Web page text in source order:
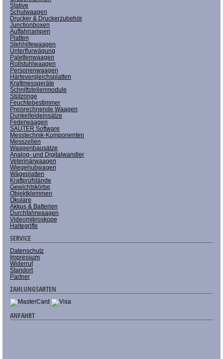
Stative
Schulwaagen
Drucker & Druckerzubehör
Junctionboxen
Auffahrrampen
Platten
Stehhilfewaagen
Unterflurwägung
Palettenwaagen
Rollstuhlwaagen
Personenwaagen
Härtevergleichsplatten
Kraftmessgeräte
Schnittstellenmodule
Stützringe
Feuchtebestimmer
Preisrechnende Waagen
Dunkelfeldeinsätze
Federwaagen
SAUTER Software
Messtechnik-Komponenten
Messzellen
Waagenbausätze
Analog- und Digitalwandler
Veterinärwaagen
Wiegehubwagen
Wägeplatten
Kraftprüfstände
Gewichtskörbe
Objektklemmen
Okulare
Akkus & Batterien
Durchfahrwaagen
Videomikroskope
Haltegriffe
SERVICE
Datenschutz
Impressum
Widerruf
Standort
Partner
ZAHLUNGSARTEN
ANFAHRT